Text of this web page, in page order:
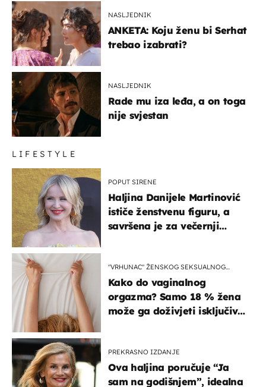
NASLJEDNIK
ANKETA: Koju ženu bi Serhat
trebao izabrati?
NASLJEDNIK
Rade mu iza leđa, a on toga
nije svjestan
LIFESTYLE
POPUT SIRENE
Haljina Danijele Martinović
ističe ženstvenu figuru, a
savršena je za večernji
"VRHUNAC" ŽENSKOG SEKSUALNOG
Kako do vaginalnog
orgazma? Samo 18 % žena
može ga doživjeti isključivo
PREKRASNO IZDANJE
Ova haljina poručuje “Ja
sam na godišnjem”, idealna